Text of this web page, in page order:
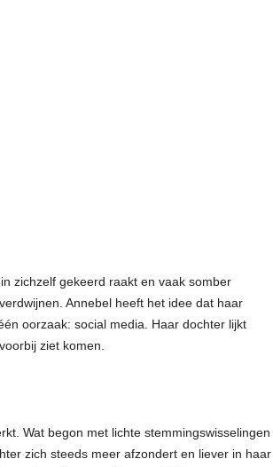
zichzelf gekeerd raakt en vaak somber
Annebel heeft het idee dat haar
oorzaak: social media. Haar dochter lijkt
ziet komen.
Wat begon met lichte stemmingswisselingen
zich steeds meer afzondert en liever in haar